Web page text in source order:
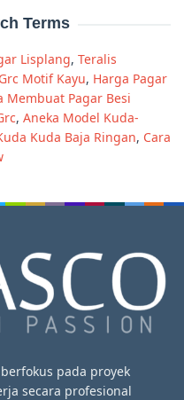
Terms
Lisplang, Teralis
Motif Kayu, Harga Pagar
Membuat Pagar Besi
, Aneka Model Kuda-
Kuda Baja Ringan, Cara
pada proyek
secara profesional